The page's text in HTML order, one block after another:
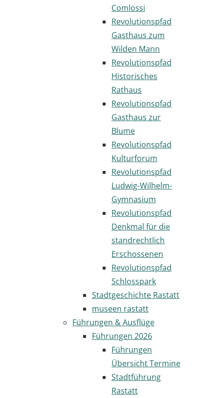
Comlossi
Revolutionspfad
Gasthaus zum
Wilden Mann
Revolutionspfad
Historisches
Rathaus
Revolutionspfad
Gasthaus zur
Blume
Revolutionspfad
Kulturforum
Revolutionspfad
Ludwig-Wilhelm-
Gymnasium
Revolutionspfad
Denkmal für die
standrechtlich
Erschossenen
Revolutionspfad
Schlosspark
Stadtgeschichte Rastatt
museen rastatt
Führungen & Ausflüge
Führungen 2026
Führungen
Übersicht Termine
Stadtführung
Rastatt